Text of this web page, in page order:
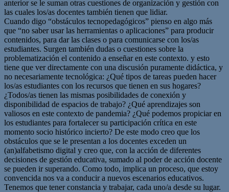
anterior se le suman otras cuestiones de organización y gestión con
las cuales los/as docentes también tienen que lidiar.
Cuando digo “obstáculos tecnopedagógicos” pienso en algo más
que “no saber usar las herramientas o aplicaciones” para producir
contenidos, para dar las clases o para comunicarse con los/as
estudiantes. Surgen también dudas o cuestiones sobre la
problematización el contenido a enseñar en este contexto. y esto
tiene que ver directamente con una discusión puramente didáctica, y
no necesariamente tecnológica: ¿Qué tipos de tareas pueden hacer
los/as estudiantes con los recursos que tienen en sus hogares?
¿Todos/as tienen las mismas posibilidades de conexión y
disponibilidad de espacios de trabajo? ¿Qué aprendizajes son
valiosos en este contexto de pandemia? ¿Qué podemos propiciar en
los estudiantes para fortalecer su participación crítica en este
momento socio histórico incierto? De este modo creo que los
obstáculos que se le presentan a los docentes exceden un
(an)alfabetismo digital y creo que, con la acción de diferentes
decisiones de gestión educativa, sumado al poder de acción docente
se pueden ir superando. Como todo, implica un proceso, que estoy
convencida nos va a conducir a nuevos escenarios educativos.
Tenemos que tener constancia y trabajar, cada uno/a desde su lugar.